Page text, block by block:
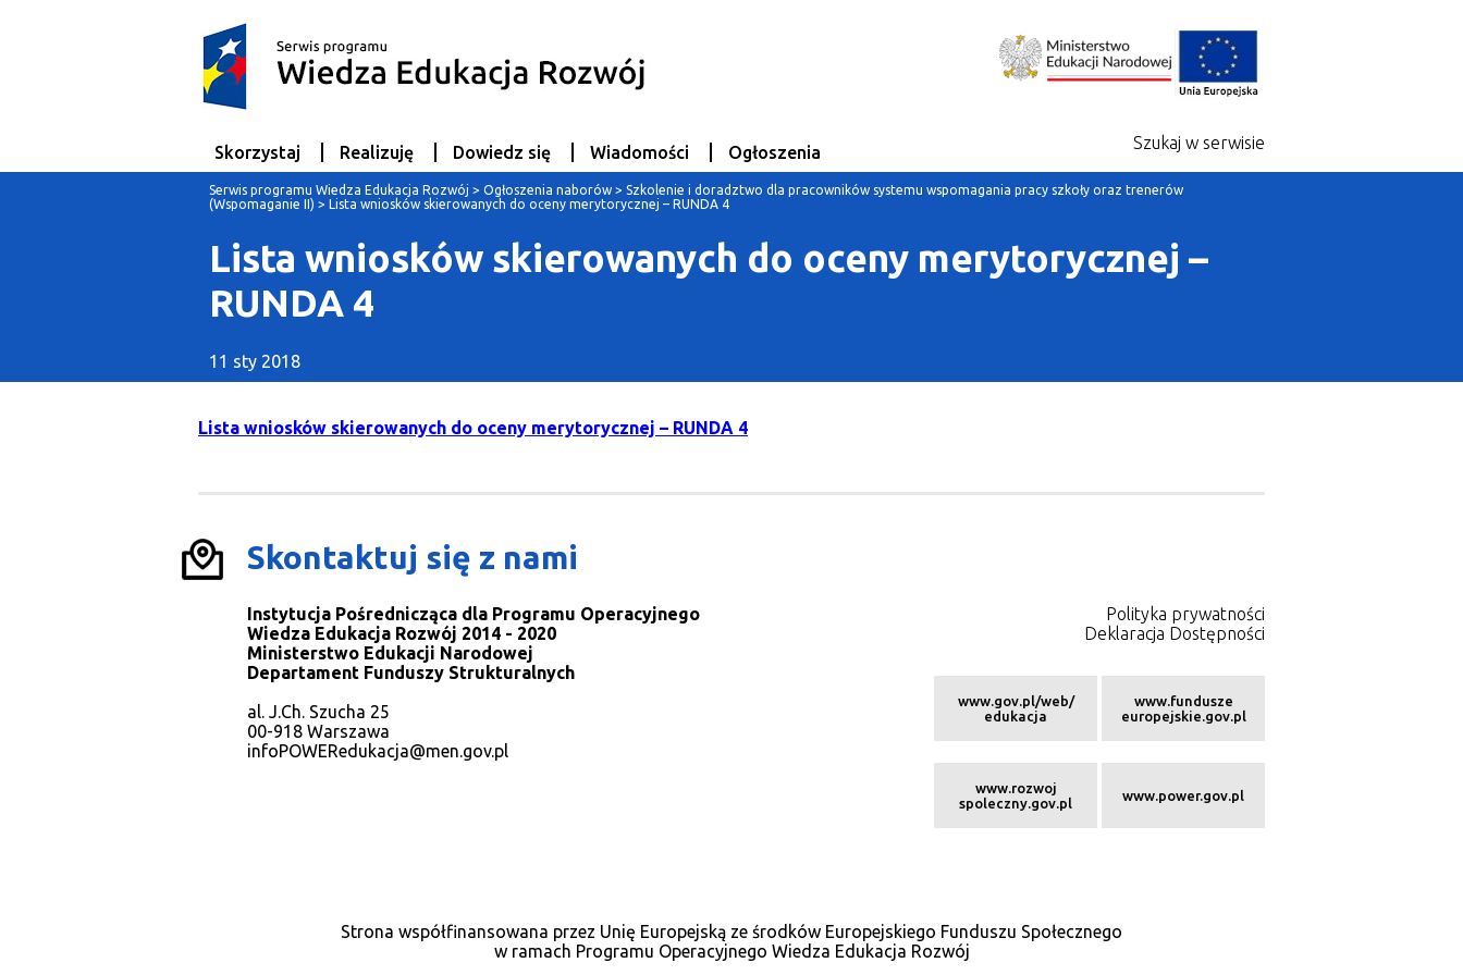
Skorzystaj Realizuję Dowiedz się Wiadomości Ogłoszenia Szukaj w serwisie
Serwis programu Wiedza Edukacja Rozwój > Ogłoszenia naborów > Szkolenie i doradztwo dla pracowników systemu wspomagania pracy szkoły oraz trenerów
(Wspomaganie II) > Lista wniosków skierowanych do oceny merytorycznej – RUNDA 4
Lista wniosków skierowanych do oceny merytorycznej –
RUNDA 4
11 sty 2018
Lista wniosków skierowanych do oceny merytorycznej – RUNDA 4
Skontaktuj się z nami
Instytucja Pośrednicząca dla Programu Operacyjnego
Wiedza Edukacja Rozwój 2014 - 2020
Ministerstwo Edukacji Narodowej
Departament Funduszy Strukturalnych
al. J.Ch. Szucha 25
00-918 Warszawa
infoPOWERedukacja@men.gov.pl
Polityka prywatności
Deklaracja Dostępności
www.gov.pl/web/
edukacja
www.fundusze
europejskie.gov.pl
www.rozwoj
spoleczny.gov.pl
www.power.gov.pl
Strona współfinansowana przez Unię Europejską ze środków Europejskiego Funduszu Społecznego
w ramach Programu Operacyjnego Wiedza Edukacja Rozwój